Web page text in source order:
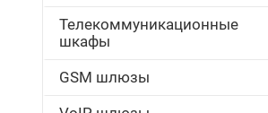
Телекоммуникационные
шкафы
GSM шлюзы